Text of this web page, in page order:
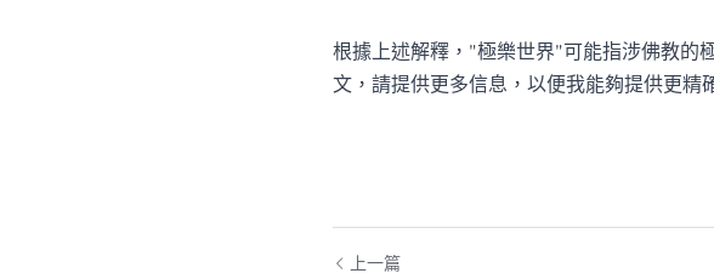
根據上述解釋，"極樂世界"可能指涉佛教的
文，請提供更多信息，以便我能夠提供更精
上一篇